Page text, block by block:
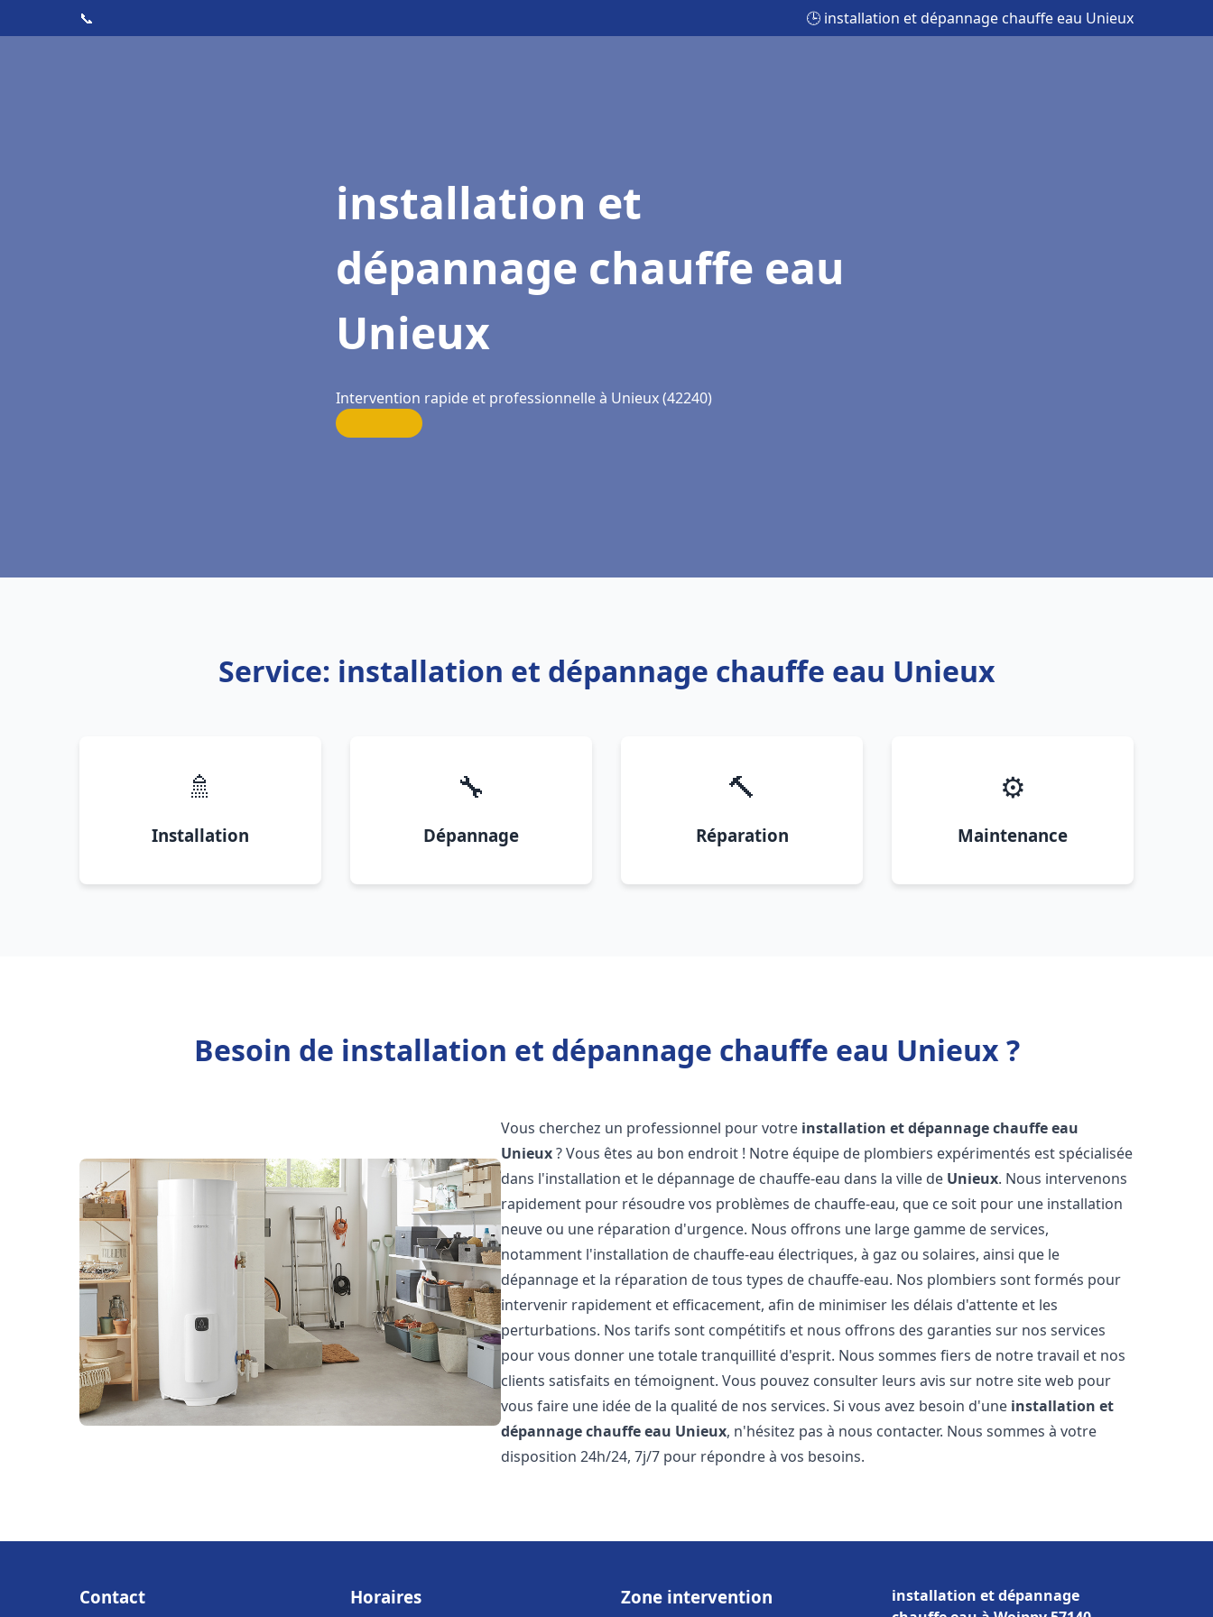
📞 🕒 installation et dépannage chauffe eau Unieux
installation et
dépannage chauffe eau
Unieux
Intervention rapide et professionnelle à Unieux (42240)
Service: installation et dépannage chauffe eau Unieux
🚿
Installation
🔧
Dépannage
🔨
Réparation
⚙️
Maintenance
Besoin de installation et dépannage chauffe eau Unieux ?
Vous cherchez un professionnel pour votre installation et dépannage chauffe eau
Unieux? Vous êtes au bon endroit ! Notre équipe de plombiers expérimentés est spécialisée
dans l'installation et le dépannage de chauffe-eau dans la ville de Unieux. Nous intervenons
rapidement pour résoudre vos problèmes de chauffe-eau, que ce soit pour une installation
neuve ou une réparation d'urgence. Nous offrons une large gamme de services,
notamment l'installation de chauffe-eau électriques, à gaz ou solaires, ainsi que le
dépannage et la réparation de tous types de chauffe-eau. Nos plombiers sont formés pour
intervenir rapidement et efficacement, afin de minimiser les délais d'attente et les
perturbations. Nos tarifs sont compétitifs et nous offrons des garanties sur nos services
pour vous donner une totale tranquillité d'esprit. Nous sommes fiers de notre travail et nos
clients satisfaits en témoignent. Vous pouvez consulter leurs avis sur notre site web pour
vous faire une idée de la qualité de nos services. Si vous avez besoin d'une installation et
dépannage chauffe eau Unieux, n'hésitez pas à nous contacter. Nous sommes à votre
disposition 24h/24, 7j/7 pour répondre à vos besoins.
Contact Horaires Zone intervention
installation et dépannage